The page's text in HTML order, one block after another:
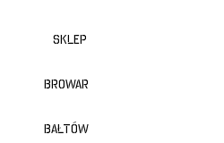
Sklep
Browar
Bałtów